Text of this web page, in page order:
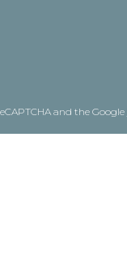
and the Google